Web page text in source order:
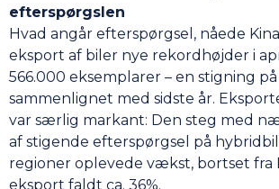
efterspørgslen
Hvad angår efterspørgsel, nåede
eksport af biler nye rekordhøjder i
566.000 eksemplarer – en stigning på
sammenlignet med sidste år.
var særlig markant: Den steg med
af stigende efterspørgsel på
regioner oplevede vækst, bortset fra
eksport faldt ca. 36%.